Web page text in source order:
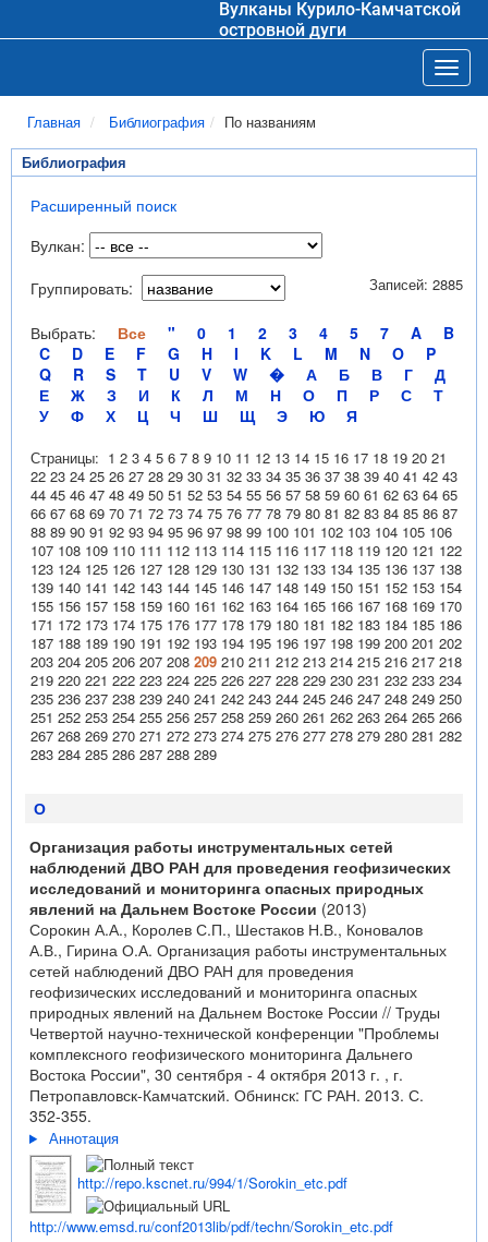
Вулканы Курило-Камчатской
островной дуги
Главная Библиография По названиям
Библиография
Расширенный поиск
Вулкан:
Группировать:
Выбрать: Все " 0 1 2 3 4 5 7 A
B
C
D E F G H I K L M N O
P
Q
R S T U V W � А Б В Г
Д
Е
Ж З И К Л М Н О П Р С
Т
У
Ф Х Ц Ч Ш Щ Э Ю Я
Записей: 2885
Страницы: 1 2 3 4 5 6 7 8 9 10 11 12 13 14 15 16 17 18 19 20 21
22 23 24 25 26 27 28 29 30 31 32 33 34 35 36 37 38 39 40 41 42 43
44 45 46 47 48 49 50 51 52 53 54 55 56 57 58 59 60 61 62 63 64 65
66 67 68 69 70 71 72 73 74 75 76 77 78 79 80 81 82 83 84 85 86 87
88 89 90 91 92 93 94 95 96 97 98 99 100 101 102 103 104 105 106
107 108 109 110 111 112 113 114 115 116 117 118 119 120 121 122
123 124 125 126 127 128 129 130 131 132 133 134 135 136 137 138
139 140 141 142 143 144 145 146 147 148 149 150 151 152 153 154
155 156 157 158 159 160 161 162 163 164 165 166 167 168 169 170
171 172 173 174 175 176 177 178 179 180 181 182 183 184 185 186
187 188 189 190 191 192 193 194 195 196 197 198 199 200 201 202
203 204 205 206 207 208 209 210 211 212 213 214 215 216 217 218
219 220 221 222 223 224 225 226 227 228 229 230 231 232 233 234
235 236 237 238 239 240 241 242 243 244 245 246 247 248 249 250
251 252 253 254 255 256 257 258 259 260 261 262 263 264 265 266
267 268 269 270 271 272 273 274 275 276 277 278 279 280 281 282
283 284 285 286 287 288 289
О
Организация работы инструментальных сетей
наблюдений ДВО РАН для проведения геофизических
исследований и мониторинга опасных природных
явлений на Дальнем Востоке России (2013)
Сорокин А.А., Королев С.П., Шестаков Н.В., Коновалов
А.В., Гирина О.А. Организация работы инструментальных
сетей наблюдений ДВО РАН для проведения
геофизических исследований и мониторинга опасных
природных явлений на Дальнем Востоке России // Труды
Четвертой научно-технической конференции "Проблемы
комплексного геофизического мониторинга Дальнего
Востока России", 30 сентября - 4 октября 2013 г. , г.
Петропавловск-Камчатский. Обнинск: ГС РАН. 2013. С.
352-355.
Аннотация
http://repo.kscnet.ru/994/1/Sorokin_etc.pdf
http://www.emsd.ru/conf2013lib/pdf/techn/Sorokin_etc.pdf